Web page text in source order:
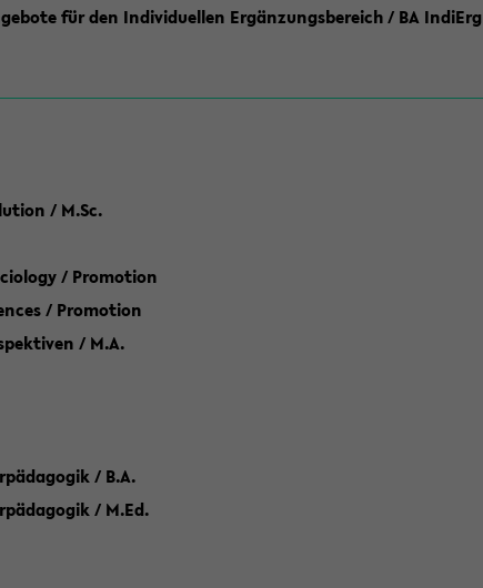
für den Individuellen Ergänzungsbereich / BA IndiErg
/ M.Sc.
/ Promotion
/ Promotion
/ M.A.
/ B.A.
/ M.Ed.